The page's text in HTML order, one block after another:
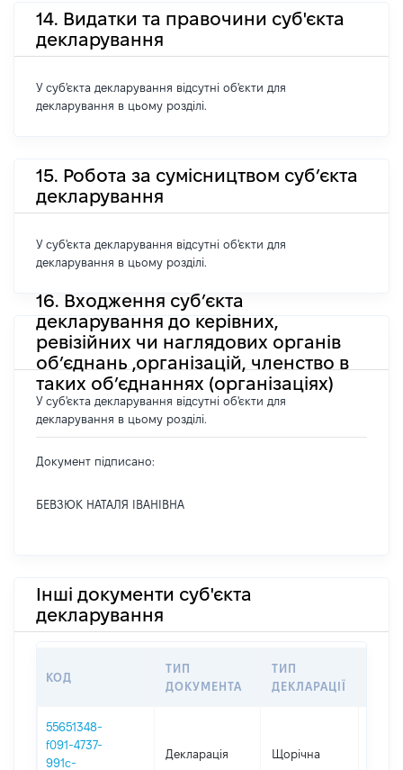
14. Видатки та правочини суб'єкта
декларування
У суб'єкта декларування відсутні об'єкти для
декларування в цьому розділі.
15. Робота за сумісництвом суб’єкта
декларування
У суб'єкта декларування відсутні об'єкти для
декларування в цьому розділі.
16. Входження суб’єкта
декларування до керівних,
ревізійних чи наглядових органів
об’єднань ,організацій, членство в
таких об’єднаннях (організаціях)
У суб'єкта декларування відсутні об'єкти для
декларування в цьому розділі.
Документ підписано:
БЕВЗЮК НАТАЛЯ ІВАНІВНА
Інші документи суб'єкта
декларування
КОД
ТИП
ДОКУМЕНТА
ТИП
ДЕКЛАРАЦІЇ
55651348-
f091-4737-
991c-
Декларація Щорічна